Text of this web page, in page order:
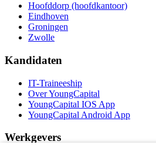
Hoofddorp (hoofdkantoor)
Eindhoven
Groningen
Zwolle
Kandidaten
IT-Traineeship
Over YoungCapital
YoungCapital IOS App
YoungCapital Android App
Werkgevers